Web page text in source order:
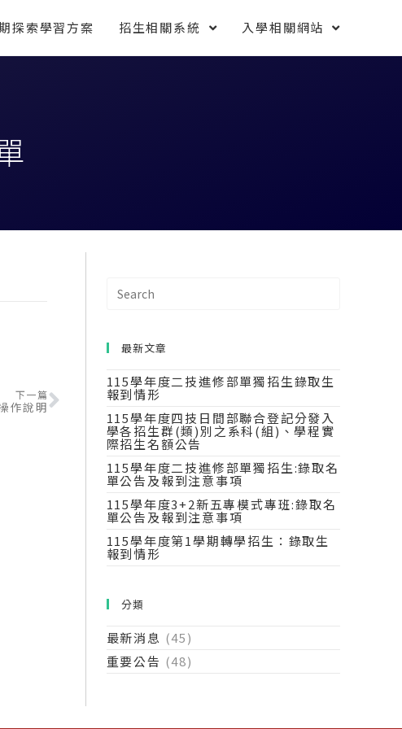
探索學習方案 招生相關系統 入學相關網站
下一篇
作說明
最新文章
115學年度二技進修部單獨招生錄取生
報到情形
115學年度四技日間部聯合登記分發入
學各招生群(類)別之系科(組)、學程實
際招生名額公告
115學年度二技進修部單獨招生:錄取名
單公告及報到注意事項
115學年度3+2新五專模式專班:錄取名
單公告及報到注意事項
115學年度第1學期轉學招生：錄取生
報到情形
分類
最新消息 (45)
重要公告 (48)